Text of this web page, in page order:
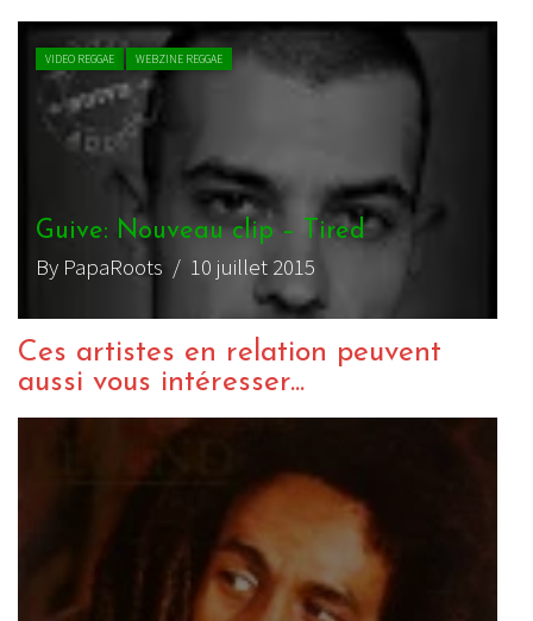
VIDEO REGGAE WEBZINE REGGAE
Guive: Nouveau clip – Tired
By PapaRoots / 10 juillet 2015
Ces artistes en relation peuvent
aussi vous intéresser...